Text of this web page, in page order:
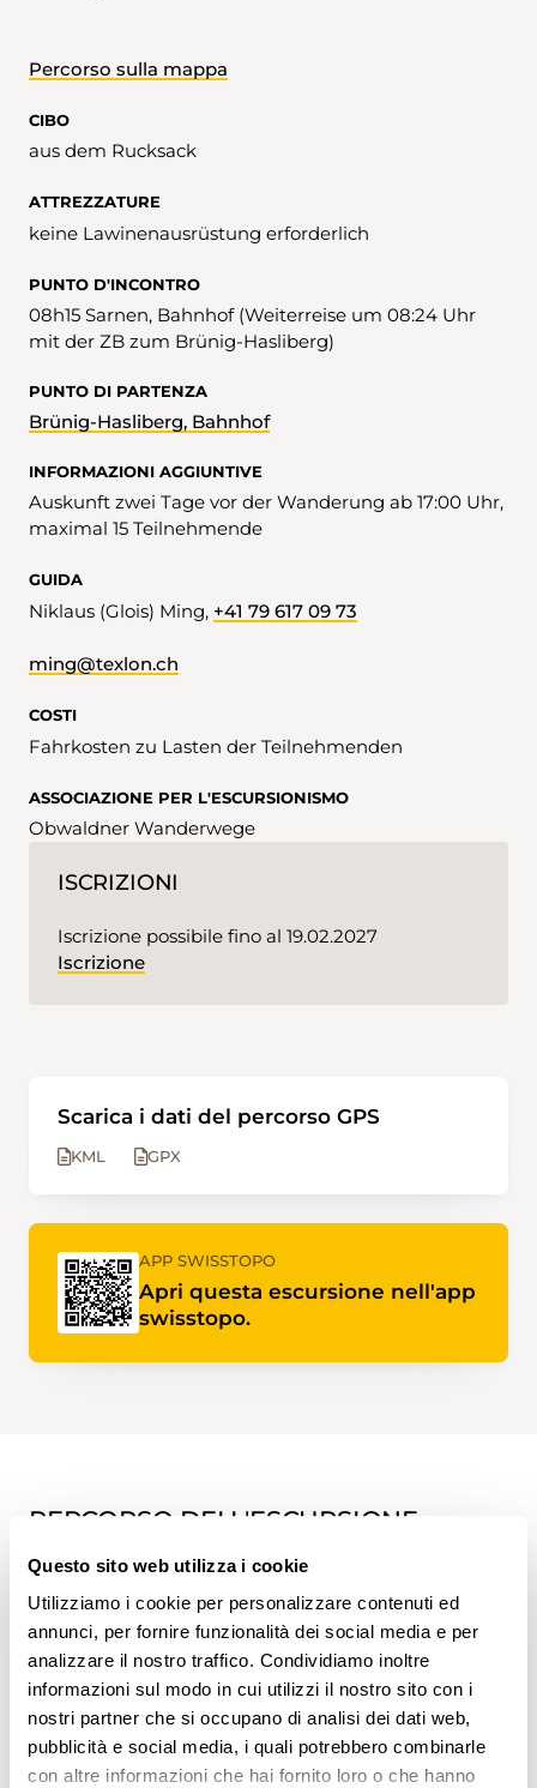
Questo sito web utilizza i cookie
Utilizziamo i cookie per personalizzare contenuti ed
annunci, per fornire funzionalità dei social media e per
analizzare il nostro traffico. Condividiamo inoltre
informazioni sul modo in cui utilizzi il nostro sito con i
nostri partner che si occupano di analisi dei dati web,
pubblicità e social media, i quali potrebbero combinarle
con altre informazioni che hai fornito loro o che hanno
Percorso sulla mappa
CIBO
aus dem Rucksack
ATTREZZATURE
keine Lawinenausrüstung erforderlich
PUNTO D'INCONTRO
08h15 Sarnen, Bahnhof (Weiterreise um 08:24 Uhr
mit der ZB zum Brünig-Hasliberg)
PUNTO DI PARTENZA
Brünig-Hasliberg, Bahnhof
INFORMAZIONI AGGIUNTIVE
Auskunft zwei Tage vor der Wanderung ab 17:00 Uhr,
maximal 15 Teilnehmende
GUIDA
Niklaus (Glois) Ming, +41 79 617 09 73
ming@texlon.ch
COSTI
Fahrkosten zu Lasten der Teilnehmenden
ASSOCIAZIONE PER L'ESCURSIONISMO
Obwaldner Wanderwege
ISCRIZIONI
Iscrizione possibile fino al 19.02.2027
Iscrizione
Scarica i dati del percorso GPS
KML GPX
APP SWISSTOPO
Apri questa escursione nell'app
swisstopo.
PERCORSO DELL'ESCURSIONE